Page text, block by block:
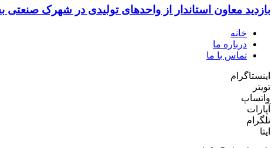
بازدید معاون استاندار از واحدهای تولیدی در شهرک صنعتی
خانه
درباره ما
تماس با ما
اینستاگرام
تویتر
واتساپ
آپارات
تلگرام
ایتا